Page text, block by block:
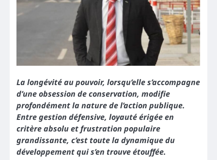
La longévité au pouvoir, lorsqu’elle s’accompagne
d’une obsession de conservation, modifie
profondément la nature de l’action publique.
Entre gestion défensive, loyauté érigée en
critère absolu et frustration populaire
grandissante, c’est toute la dynamique du
développement qui s’en trouve étouffée.